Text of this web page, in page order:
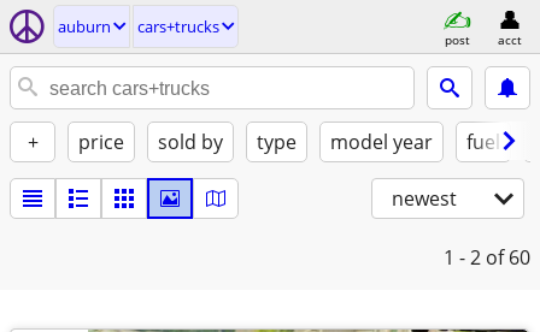
auburn cars+trucks
post acct
+ price sold by type model year fuel
newest
1 - 2 of 60